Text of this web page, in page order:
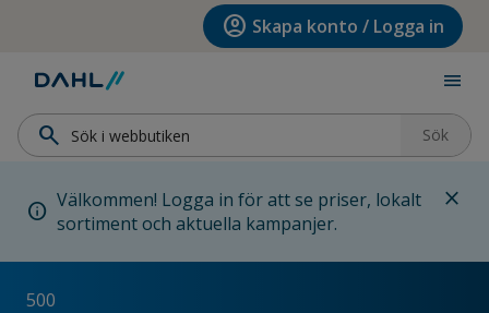
Hoppa till huvudinnehållet account_circle Skapa konto / Logga in
menu
search Sök
info Välkommen! Logga in för att se priser, lokalt
sortiment och aktuella kampanjer.
close
500